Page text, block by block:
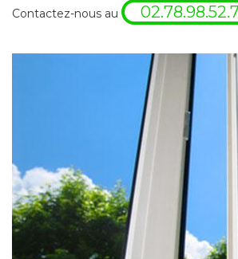
Contactez-nous au